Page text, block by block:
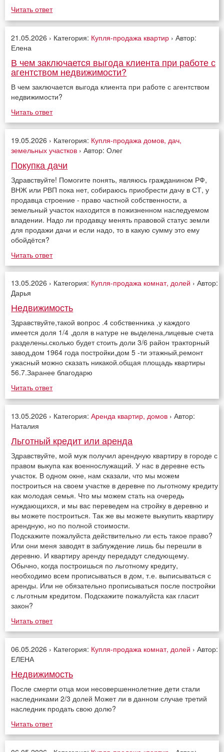
Читать ответ
21.05.2026 › Категория: Купля-продажа квартир › Автор:
Елена
В чем заключается выгода клиента при работе с
агентством недвижимости?
В чем заключается выгода клиента при работе с агентством
недвижимости?
Читать ответ
19.05.2026 › Категория: Купля-продажа домов, дач,
земельных участков › Автор: Олег
Покупка дачи
Здравствуйте! Помогите понять, являюсь гражданином РФ,
ВНЖ или РВП пока нет, собираюсь приобрести дачу в СТ, у
продавца строение - право частной собственности, а
земельный участок находится в пожизненном наследуемом
владении. Надо ли продавцу менять правовой статус земли
для продажи дачи и если надо, то в какую сумму это ему
обойдётся?
Читать ответ
13.05.2026 › Категория: Купля-продажа комнат, долей › Автор:
Дарья
Недвижимость
Здравствуйте,такой вопрос .4 собственника ,у каждого
имеется доля 1/4 ,доля в натуре не выделена,лицевые счета
разделены.сколько будет стоить доли 3/6 район тракторный
завод,дом 1964 года постройки,дом 5 -ти этажный,ремонт
ужасный можно сказать никакой.общая площадь квартиры
56.7.Заранее благодарю
Читать ответ
13.05.2026 › Категория:Аренда квартир, домов › Автор:
Наталия
Льготный кредит или аренда
Здравствуйте, мой муж получил арендную квартиру в городе с
правом выкупа как военнослужащий. У нас в деревне есть
участок. В одном окне, нам сказали, что мы можем
построиться на своем участке в деревне по льготному кредиту
как молодая семья. Что мы можем стать на очередь
нуждающихся, и мы вас переведем на стройку в деревню и
вы можете построиться. Так же вы можете выкупить квартиру
арендную, но по полной стоимости.
Подскажите пожалуйста действительно ли есть такое право?
Или они меня заводят в заблуждение лишь бы перешли в
деревню. И квартиру аренду передадут следующему.
Обычно, когда построишься по льготному кредиту,
необходимо всем прописываться в дом, т.е. выписываться с
аренды. Или не обязательно прописываться после постройки
с льготным кредитом. Подскажите пожалуйста как гласит
закон?
Читать ответ
06.05.2026 › Категория: Купля-продажа комнат, долей › Автор:
ЕЛЕНА
Недвижимость
После смерти отца мои несовершеннолетние дети стали
наследниками 2/3 долей Может ли в данном случае третий
наследник продать свою долю?
Читать ответ